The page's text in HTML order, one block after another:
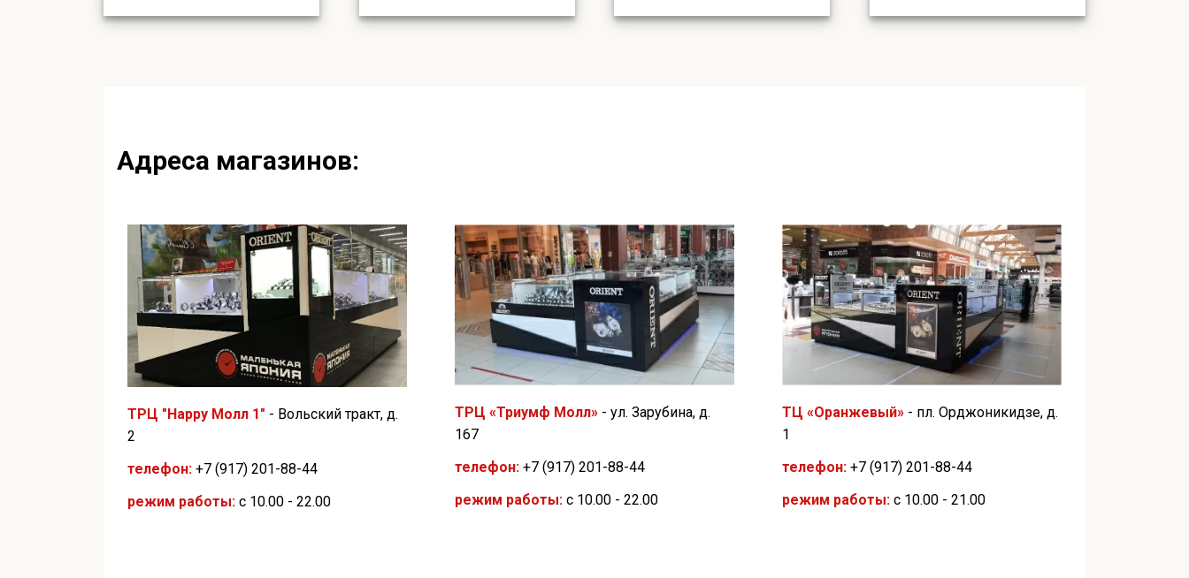
48500,00 ₽.
Адреса магазинов:
ТРЦ "Happy Молл 1" - Вольский тракт, д.
2
телефон: +7 (917) 201-88-44
режим работы: с 10.00 - 22.00
ТРЦ «Триумф Молл» - ул. Зарубина, д.
167
телефон: +7 (917) 201-88-44
режим работы: с 10.00 - 22.00
ТЦ «Оранжевый» - пл. Орджоникидзе, д.
1
телефон: +7 (917) 201-88-44
режим работы: с 10.00 - 21.00